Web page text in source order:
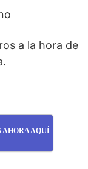
a la hora de
AHORA AQUÍ